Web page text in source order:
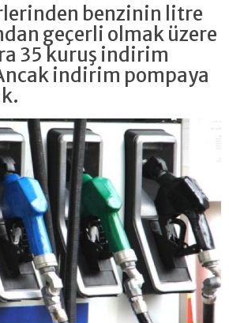
benzinin litre
geçerli olmak üzere
35 kuruş indirim
indirim pompaya